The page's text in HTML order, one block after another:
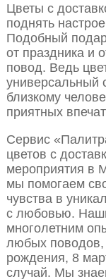
Цветы с
поднять
Подобный
от праздника и
повод. Ведь
универсальный
близкому
приятных
Сервис
цветов с
мероприятия в
мы помогаем
чувства в
с любовью.
многолетним
любых поводов,
рождения, 8
случай. Мы